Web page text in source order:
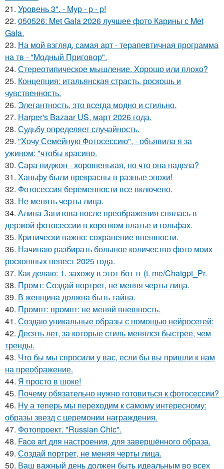
21. Уровень 3*. - Мур - р - р!
22. 050526: Met Gala 2026 лучшее фото Карины с Met
Gala.
23. На мой взгляд, самая арт - терапевтичная программа
на тв - "Модный Приговор".
24. Стереотипическое мышление. Хорошо или плохо?
25. Концепция: итальянская страсть, роскошь и
чувственность.
26. Элегантность, это всегда модно и стильно.
27. Harper's Bazaar US, март 2026 года.
28. Судьбу определяет случайность.
29. "Хочу Семейную Фотосессию", - объявила я за
ужином: "чтобы красиво.
30. Сара пиджон - хорошенькая, но что она надела?
31. Ханьфу были прекрасны в разные эпохи!
32. Фотосессия беременности все включено.
33. Не менять черты лица.
34. Алина Загитова после преображения снялась в
дерзкой фотосессии в коротком платье и гольфах.
35. Критически важно: сохранение внешности.
36. Начинаю разбирать большое количество фото моих
роскошных невест 2025 года.
37. Как делаю: 1. захожу в этот бот тг (t. me/Chatgpt_Pr.
38. Промт: Создай портрет, не меняя черты лица.
39. В женщина должна быть тайна.
40. Промпт: промпт: не меняй внешность.
41. Создаю уникальные образы с помощью нейросетей:
42. Десять лет, за которые стиль менялся быстрее, чем
тренды.
43. Что бы мы спросили у вас, если бы вы пришли к нам
на преображение.
44. Я просто в шоке!
45. Почему обязательно нужно готовиться к фотосессии?
46. Ну а теперь мы переходим к самому интересному:
образы звезд с церемонии награждения.
47. Фотопроект. "Russian Chic".
48. Face art для настроения, для завершённого образа.
49. Создай портрет, не меняя черты лица.
50. Ваш важный день должен быть идеальным во всех